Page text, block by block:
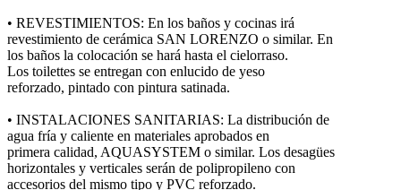
• REVESTIMIENTOS: En los baños y cocinas irá
revestimiento de cerámica SAN LORENZO o similar. En
los baños la colocación se hará hasta el cielorraso.
Los toilettes se entregan con enlucido de yeso
reforzado, pintado con pintura satinada.
• INSTALACIONES SANITARIAS: La distribución de
agua fría y caliente en materiales aprobados en
primera calidad, AQUASYSTEM o similar. Los desagües
horizontales y verticales serán de polipropileno con
accesorios del mismo tipo y PVC reforzado.